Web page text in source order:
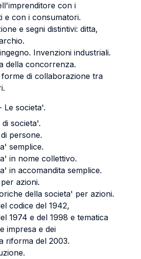
con i
e con i consumatori.
e segni distintivi: ditta,
Invenzioni industriali.
della concorrenza.
di collaborazione tra
societa'.
societa'.
persone.
semplice.
in nome collettivo.
in accomandita semplice.
azioni.
della societa' per azioni.
codice del 1942,
1974 e del 1998 e tematica
impresa e dei
riforma del 2003.